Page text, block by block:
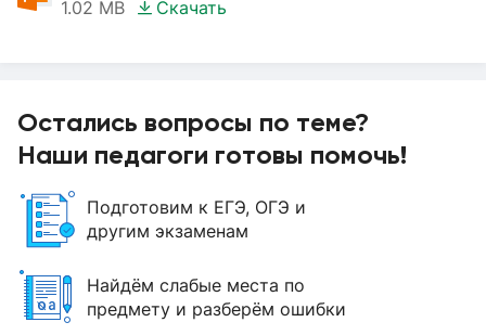
1.02 MB
Скачать
Остались вопросы по теме?
Наши педагоги готовы помочь!
Подготовим к ЕГЭ, ОГЭ и
другим экзаменам
Найдём слабые места по
предмету и разберём ошибки